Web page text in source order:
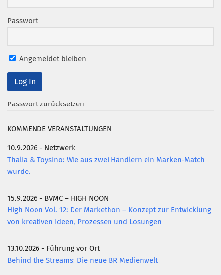
Passwort
Angemeldet bleiben
Passwort zurücksetzen
KOMMENDE VERANSTALTUNGEN
10.9.2026 - Netzwerk
Thalia & Toysino: Wie aus zwei Händlern ein Marken-Match
wurde.
15.9.2026 - BVMC – HIGH NOON
High Noon Vol. 12: Der Markethon – Konzept zur Entwicklung
von kreativen Ideen, Prozessen und Lösungen
13.10.2026 - Führung vor Ort
Behind the Streams: Die neue BR Medienwelt